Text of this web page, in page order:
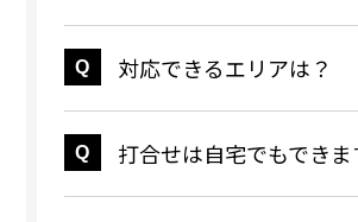
対応できるエリアは？
打合せは自宅でもできま